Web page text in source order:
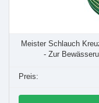
Meister Schlauch
- Zur